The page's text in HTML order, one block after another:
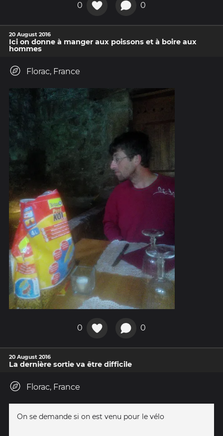
0 0
20 August 2016
Ici on donne à manger aux poissons et à boire aux
hommes
Florac, France
0 0
20 August 2016
La dernière sortie va être difficile
Florac, France
On se demande si on est venu pour le vélo